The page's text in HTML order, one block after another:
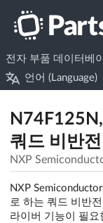
전자 부품 데이터베
언어 (Language)
쿼드 비반
NXP
NXP
로 하는 쿼드 비반
라이버 기능이 필